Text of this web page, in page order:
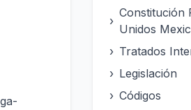
›
Constitución
Unidos
› Tratados
› Legislación
› Códigos